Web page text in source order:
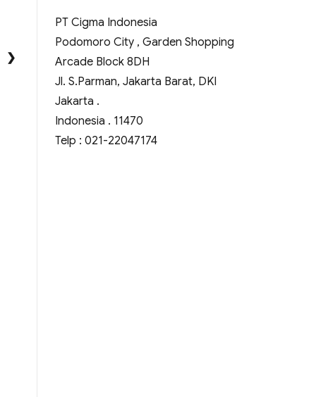
❯
PT Cigma Indonesia
Podomoro City , Garden Shopping
Arcade Block 8DH
Jl. S.Parman, Jakarta Barat, DKI
Jakarta .
Indonesia . 11470
Telp : 021-22047174